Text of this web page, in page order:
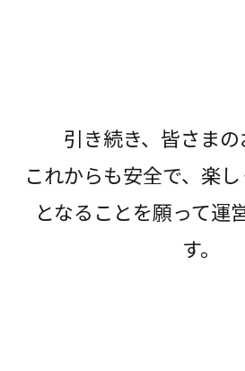
引き続き、皆さま
これからも安全で、楽
となることを願って運
す。